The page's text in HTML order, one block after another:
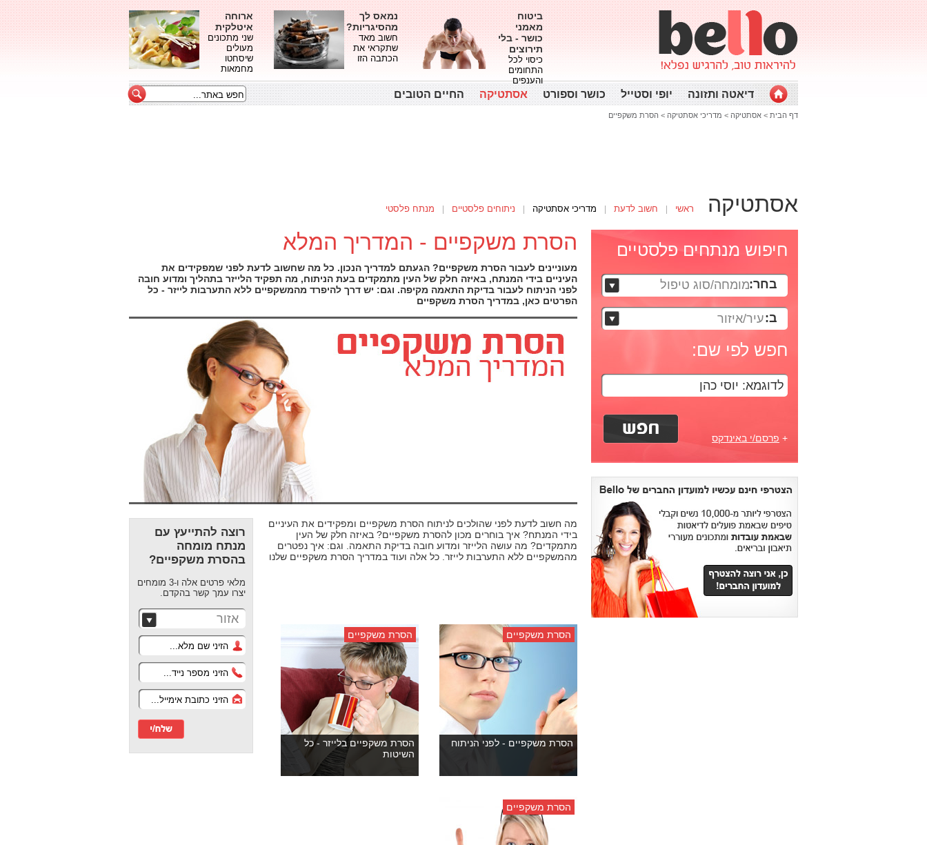
ביטוח
מאמני
כושר - בלי
תירוצים
כיסוי לכל
התחומים
והענפים
נמאס לך
מהסיגריות?
חשוב מאד
שתקראי את
הכתבה הזו
ארוחה
איטלקית
שני מתכונים
מעולים
שיסחטו
מחמאות
דיאטה ותזונה יופי וסטייל כושר וספורט אסתטיקה החיים הטובים
דף הבית > אסתטיקה > מדריכי אסתטיקה > הסרת משקפיים
אסתטיקה ראשי חשוב לדעת מדריכי אסתטיקה ניתוחים פלסטיים מנתח פלסטי
חיפוש מנתחים פלסטיים
בחר:מומחה/סוג טיפול
ב:עיר/איזור
חפש לפי שם:
+ פרסם/י באינדקס
הסרת משקפיים - המדריך המלא
מעוניינים לעבור הסרת משקפיים? הגעתם למדריך הנכון. כל מה שחשוב לדעת לפני שמפקידים את
העיניים בידי המנתח, באיזה חלק של העין מתמקדים בעת הניתוח, מה תפקיד הלייזר בתהליך ומדוע חובה
לפני הניתוח לעבור בדיקת התאמה מקיפה. וגם: יש דרך להיפרד מהמשקפיים ללא התערבות לייזר - כל
הפרטים כאן, במדריך הסרת משקפיים
רוצה להתייעץ עם
מנתח מומחה
בהסרת משקפיים?
מלאי פרטים אלה ו-3 מומחים
יצרו עמך קשר בהקדם.
אזור
מה חשוב לדעת לפני שהולכים לניתוח הסרת משקפיים ומפקידים את העיניים
בידי המנתח? איך בוחרים מכון להסרת משקפיים? באיזה חלק של העין
מתמקדים? מה עושה הלייזר ומדוע חובה בדיקת התאמה. וגם: איך נפטרים
מהמשקפיים ללא התערבות לייזר. כל אלה ועוד במדריך הסרת משקפיים שלנו
הסרת משקפיים
הסרת משקפיים - לפני הניתוח
הסרת משקפיים
הסרת משקפיים בלייזר - כל
השיטות
הסרת משקפיים